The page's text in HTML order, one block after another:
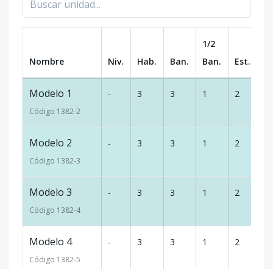
Nombre Niv. Hab. Ban.
1/2
Ban.
Est.
Modelo 1
Código 1382-2
- 3 3 1 2
Modelo 2
Código 1382-3
- 3 3 1 2
Modelo 3
Código 1382-4
- 3 3 1 2
Modelo 4
Código 1382-5
- 3 3 1 2